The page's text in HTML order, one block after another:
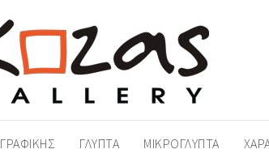
ΓΛΥΠΤΆ ΜΙΚΡΟΓΛΥΠΤΆ